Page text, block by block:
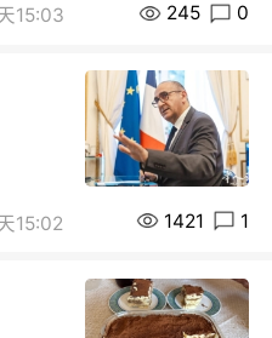
15:03 245 0
15:02 1421 1